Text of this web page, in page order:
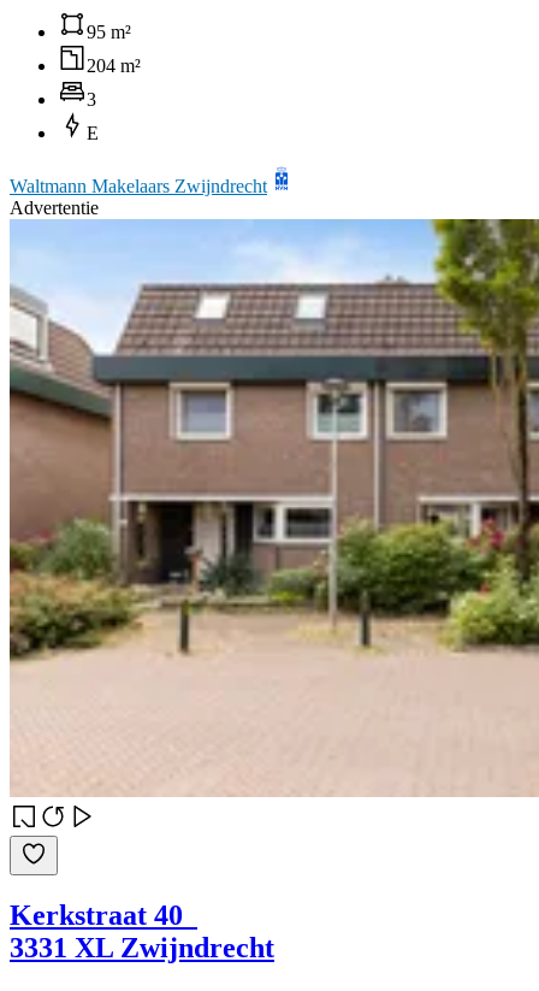
95 m²
204 m²
3
E
Waltmann Makelaars Zwijndrecht
Advertentie
Kerkstraat 40
3331 XL Zwijndrecht